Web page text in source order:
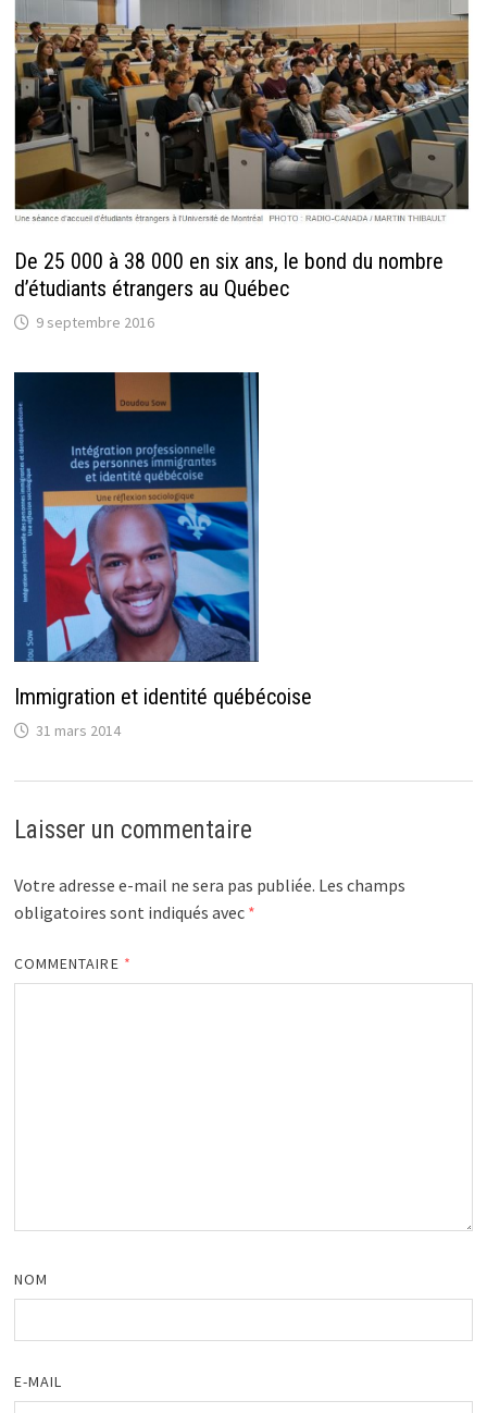
De 25 000 à 38 000 en six ans, le bond du nombre
d’étudiants étrangers au Québec
9 septembre 2016
Immigration et identité québécoise
31 mars 2014
Laisser un commentaire
Votre adresse e-mail ne sera pas publiée. Les champs
obligatoires sont indiqués avec *
COMMENTAIRE *
NOM
E-MAIL